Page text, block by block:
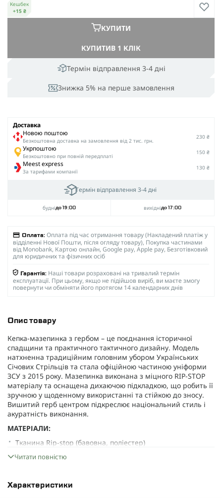
Термін відправлення 3-4 дні
Знижка 5% на перше замовлення
КУПИТИВ 1 КЛІК
КУПИТИ
Кешбек
+15 ₴
Доставка
Новою поштою
Безкоштовна доставка на замовлення від 2 тис. грн.
230 ₴
Укрпоштою
Безкоштовно при повній передплаті
150 ₴
Meest express
За тарифами компанії
130 ₴
Термін відправлення 3-4 дні
буднідо 19:00 вихіднідо 17:00
Оплата: Оплата під час отримання товару (Накладений платіж у
відділенні Нової Пошти, після огляду товару), Покупка частинами
від Monobank, Картою онлайн, Google pay, Apple pay, Безготівковий
для юридичних та фізичних осіб
Гарантія: Наші товари розраховані на тривалий термін
експлуатації. При цьому, якщо не підійшов виріб, ви маєте змогу
повернути чи обміняти його протягом 14 календарних днів
Опис товару
Кепка-мазепинка з гербом – це поєднання історичної
спадщини та практичного тактичного дизайну. Модель
натхненна традиційним головним убором Українських
Січових Стрільців та стала офіційною частиною уніформи
ЗСУ з 2015 року. Мазепинка виконана з міцного RIP-STOP
матеріалу та оснащена дихаючою підкладкою, що робить її
зручною у щоденному використанні та стійкою до зносу.
Вишитий герб центром підкреслює національний стиль і
акуратність виконання.
МАТЕРІАЛИ:
Тканина Rip-stop (бавовна, поліестер)
Підкладка: поліестер, бавовна
Вишитий герб України по центру
Читати повністю
Характеристики